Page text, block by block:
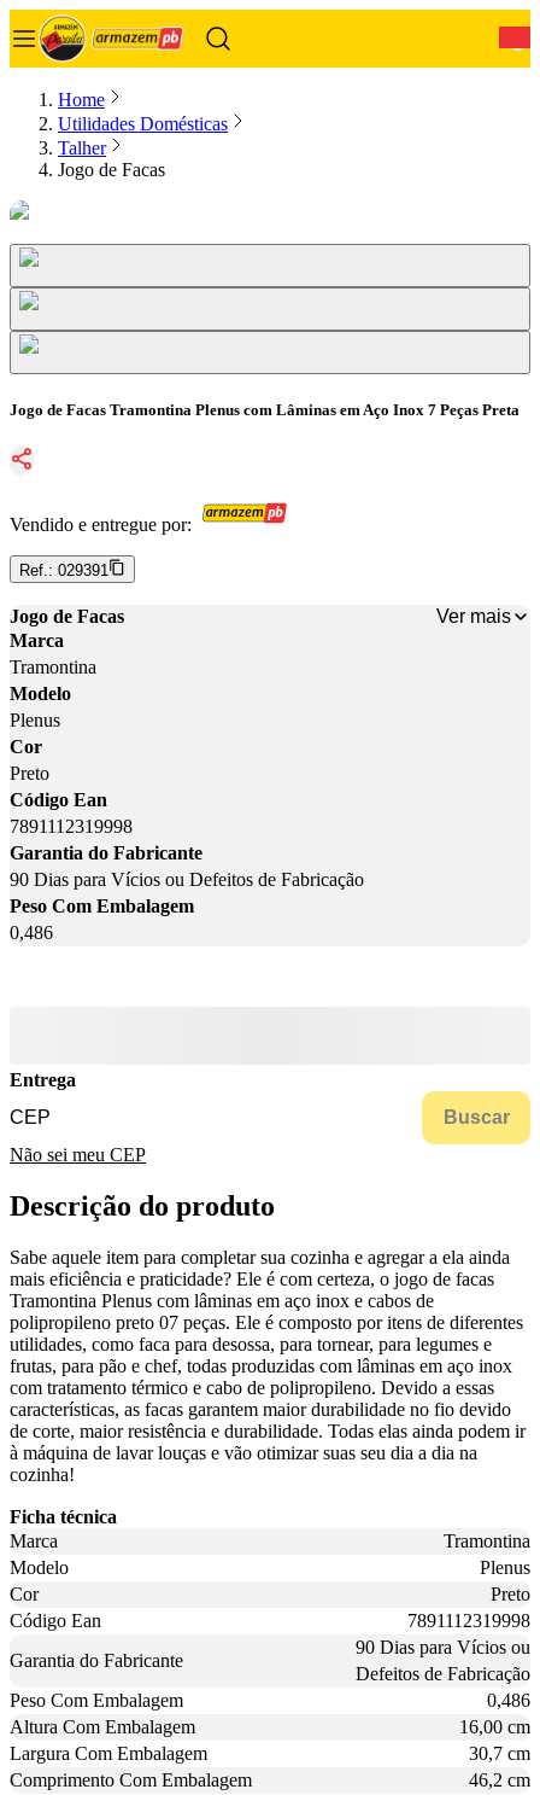
Home
Utilidades Domésticas
Talher
Jogo de Facas
Jogo de Facas Tramontina Plenus com Lâminas em Aço Inox 7 Peças Preta
Vendido e entregue por:
Ref.: 029391
Jogo de Facas
Ver mais
Marca
Tramontina
Modelo
Plenus
Cor
Preto
Código Ean
7891112319998
Garantia do Fabricante
90 Dias para Vícios ou Defeitos de Fabricação
Peso Com Embalagem
0,486
Entrega
Buscar
Não sei meu CEP
Descrição do produto
Sabe aquele item para completar sua cozinha e agregar a ela ainda
mais eficiência e praticidade? Ele é com certeza, o jogo de facas
Tramontina Plenus com lâminas em aço inox e cabos de
polipropileno preto 07 peças. Ele é composto por itens de diferentes
utilidades, como faca para desossa, para tornear, para legumes e
frutas, para pão e chef, todas produzidas com lâminas em aço inox
com tratamento térmico e cabo de polipropileno. Devido a essas
características, as facas garantem maior durabilidade no fio devido
de corte, maior resistência e durabilidade. Todas elas ainda podem ir
à máquina de lavar louças e vão otimizar suas seu dia a dia na
cozinha!
Ficha técnica
Marca
Tramontina
Modelo
Plenus
Cor
Preto
Código Ean
7891112319998
Garantia do Fabricante
90 Dias para Vícios ou
Defeitos de Fabricação
Peso Com Embalagem
0,486
Altura Com Embalagem
16,00 cm
Largura Com Embalagem
30,7 cm
Comprimento Com Embalagem
46,2 cm